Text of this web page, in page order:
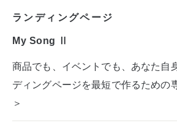
ランディングページ
My Song Ⅱ
商品でも、イベントでも、あなた自
ディングページを最短で作るための
＞